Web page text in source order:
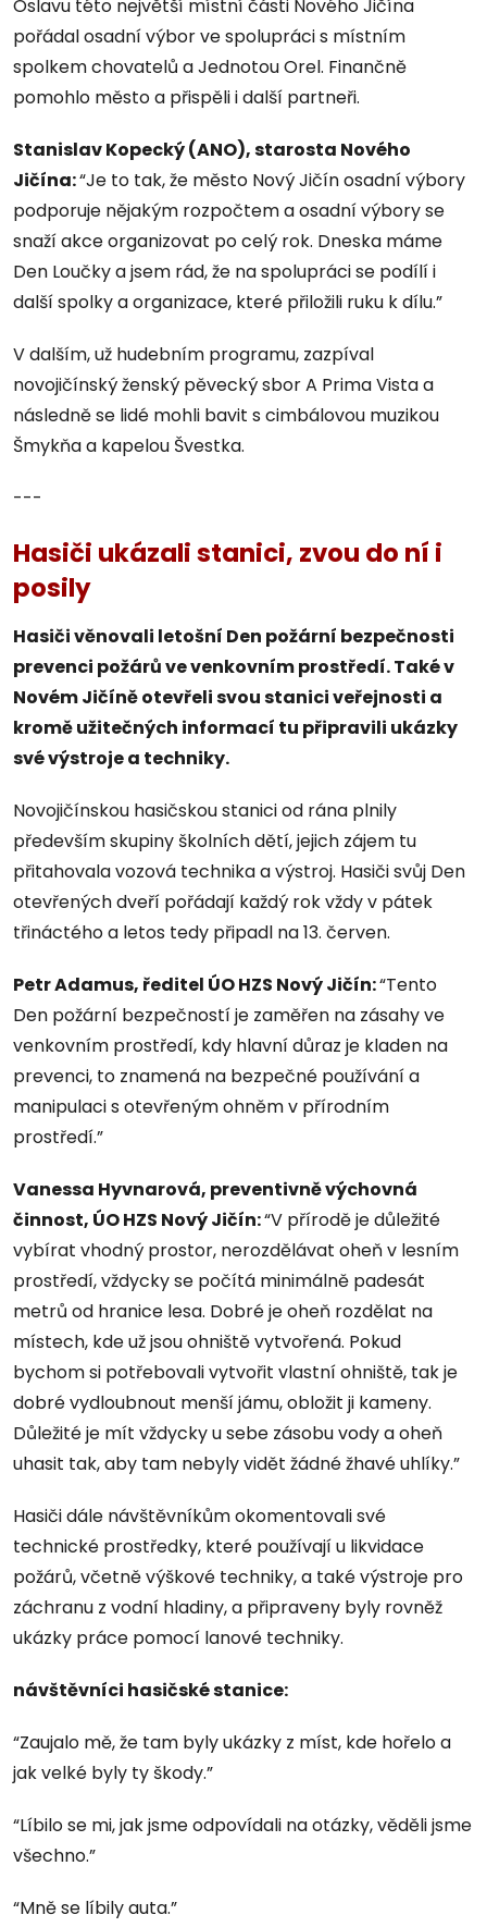
Oslavu této největší místní části Nového Jičína
pořádal osadní výbor ve spolupráci s místním
spolkem chovatelů a Jednotou Orel. Finančně
pomohlo město a přispěli i další partneři.
Stanislav Kopecký (ANO), starosta Nového
Jičína:“Je to tak, že město Nový Jičín osadní výbory
podporuje nějakým rozpočtem a osadní výbory se
snaží akce organizovat po celý rok. Dneska máme
Den Loučky a jsem rád, že na spolupráci se podílí i
další spolky a organizace, které přiložili ruku k dílu.”
V dalším, už hudebním programu, zazpíval
novojičínský ženský pěvecký sbor A Prima Vista a
následně se lidé mohli bavit s cimbálovou muzikou
Šmykňa a kapelou Švestka.
---
Hasiči ukázali stanici, zvou do ní i
posily
Hasiči věnovali letošní Den požární bezpečnosti
prevenci požárů ve venkovním prostředí. Také v
Novém Jičíně otevřeli svou stanici veřejnosti a
kromě užitečných informací tu připravili ukázky
své výstroje a techniky.
Novojičínskou hasičskou stanici od rána plnily
především skupiny školních dětí, jejich zájem tu
přitahovala vozová technika a výstroj. Hasiči svůj Den
otevřených dveří pořádají každý rok vždy v pátek
třináctého a letos tedy připadl na 13. červen.
Petr Adamus, ředitel ÚO HZS Nový Jičín:“Tento
Den požární bezpečností je zaměřen na zásahy ve
venkovním prostředí, kdy hlavní důraz je kladen na
prevenci, to znamená na bezpečné používání a
manipulaci s otevřeným ohněm v přírodním
prostředí.”
Vanessa Hyvnarová, preventivně výchovná
činnost, ÚO HZS Nový Jičín:“V přírodě je důležité
vybírat vhodný prostor, nerozdělávat oheň v lesním
prostředí, vždycky se počítá minimálně padesát
metrů od hranice lesa. Dobré je oheň rozdělat na
místech, kde už jsou ohniště vytvořená. Pokud
bychom si potřebovali vytvořit vlastní ohniště, tak je
dobré vydloubnout menší jámu, obložit ji kameny.
Důležité je mít vždycky u sebe zásobu vody a oheň
uhasit tak, aby tam nebyly vidět žádné žhavé uhlíky.”
Hasiči dále návštěvníkům okomentovali své
technické prostředky, které používají u likvidace
požárů, včetně výškové techniky, a také výstroje pro
záchranu z vodní hladiny, a připraveny byly rovněž
ukázky práce pomocí lanové techniky.
návštěvníci hasičské stanice:
“Zaujalo mě, že tam byly ukázky z míst, kde hořelo a
jak velké byly ty škody.”
“Líbilo se mi, jak jsme odpovídali na otázky, věděli jsme
všechno.”
“Mně se líbily auta.”